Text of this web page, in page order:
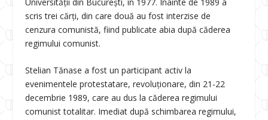
scris trei cărți, din care două au fost interzise de
cenzura comunistă, fiind publicate abia după căderea
regimului comunist.
Stelian Tănase a fost un participant activ la
evenimentele protestatare, revoluționare, din 21-22
decembrie 1989, care au dus la căderea regimului
comunist totalitar. Imediat după schimbarea regimului,